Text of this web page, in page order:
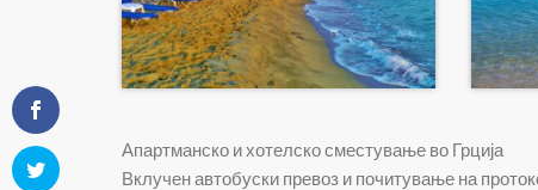
Апартманско и хотелско сместување во Грција
Вклучен автобуски превоз и почитување на